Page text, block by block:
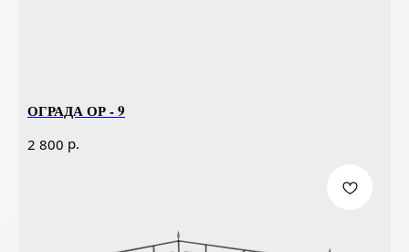
ОГРАДА ОР - 9
2 800 р.